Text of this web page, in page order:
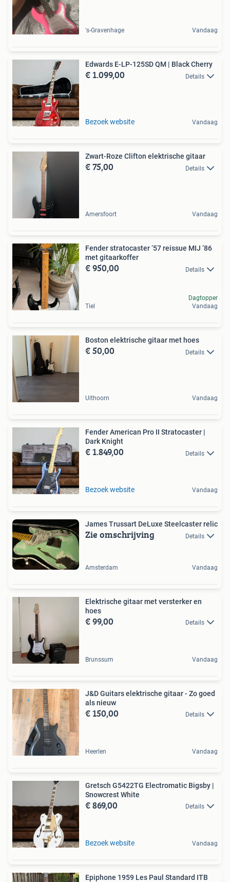
's-Gravenhage Vandaag
Edwards E-LP-125SD QM | Black Cherry
€ 1.099,00 Details
Bezoek website Vandaag
Zwart-Roze Clifton elektrische gitaar
€ 75,00 Details
Amersfoort Vandaag
Fender stratocaster ‘57 reissue MIJ ‘86
met gitaarkoffer
€ 950,00 Details
Tiel
Dagtopper
Vandaag
Boston elektrische gitaar met hoes
€ 50,00 Details
Uithoorn Vandaag
Fender American Pro II Stratocaster |
Dark Knight
€ 1.849,00 Details
Bezoek website Vandaag
James Trussart DeLuxe Steelcaster relic
Zie omschrijving Details
Amsterdam Vandaag
Elektrische gitaar met versterker en
hoes
€ 99,00 Details
Brunssum Vandaag
J&D Guitars elektrische gitaar - Zo goed
als nieuw
€ 150,00 Details
Heerlen Vandaag
Gretsch G5422TG Electromatic Bigsby |
Snowcrest White
€ 869,00 Details
Bezoek website Vandaag
Epiphone 1959 Les Paul Standard ITB